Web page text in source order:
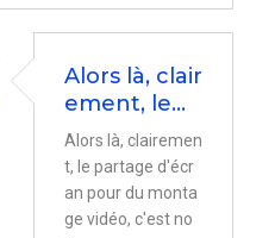
Alors là, clair
ement, le…
Alors là, clairemen
t, le partage d'écr
an pour du monta
ge vidéo, c'est no